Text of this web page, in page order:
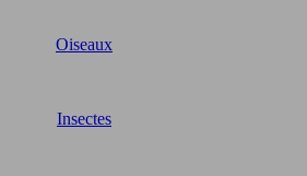
Oiseaux
Insectes